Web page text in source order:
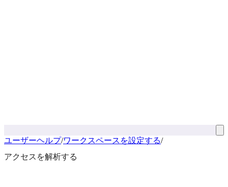
ユーザーヘルプ/ワークスペースを設定する/
アクセスを解析する